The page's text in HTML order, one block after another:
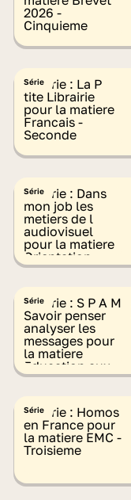
Série
Série
Série
Série